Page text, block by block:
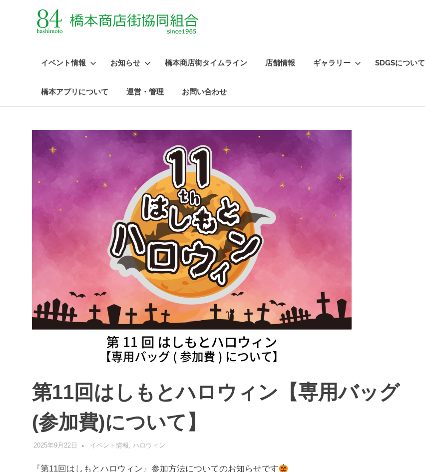
イベント情報 お知らせ 橋本商店街タイムライン 店舗情報 ギャラリー SDGSについて
橋本アプリについて 運営・管理 お問い合わせ
第11回はしもとハロウィン【専用バッグ
(参加費)について】
2025年9月22日 管理者
イベント情報 ハロウィン
『第11回はしもとハロウィン』参加方法についてのお知らせです